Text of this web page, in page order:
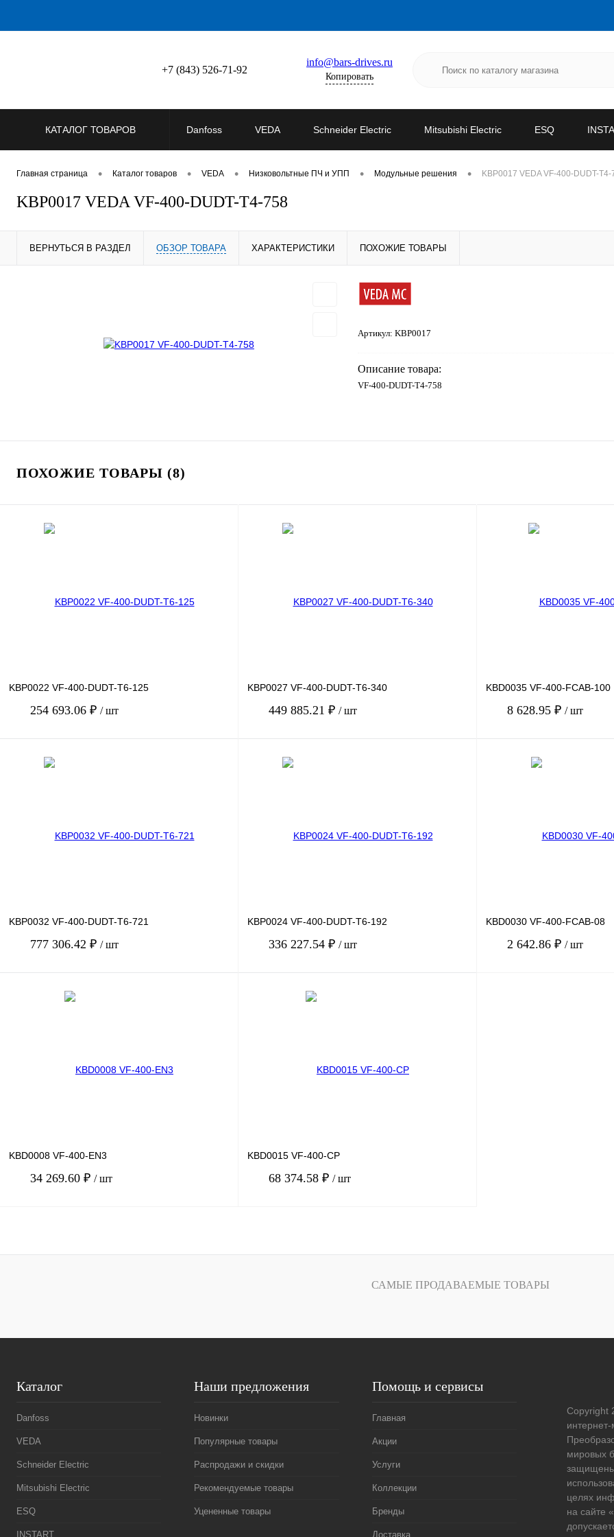
+7 (843) 526-71-92
info@bars-drives.ru
Копировать
КАТАЛОГ ТОВАРОВ Danfoss VEDA Schneider Electric Mitsubishi Electric ESQ
Главная страница • Каталог товаров • VEDA • Низковольтные ПЧ и УПП • Модульные решения • KBP0017 VEDA VF-400-DUDT-T4-
KBP0017 VEDA VF-400-DUDT-T4-758
ВЕРНУТЬСЯ В РАЗДЕЛ ОБЗОР ТОВАРА ХАРАКТЕРИСТИКИ ПОХОЖИЕ ТОВАРЫ
Артикул: KBP0017
Описание товара:
VF-400-DUDT-T4-758
ПОХОЖИЕ ТОВАРЫ (8)
KBP0022 VF-400-DUDT-T6-125
254 693.06 ₽ / шт
KBP0027 VF-400-DUDT-T6-340
449 885.21 ₽ / шт
KBD0035 VF-400-FCAB-100
8 628.95 ₽ / шт
KBP0032 VF-400-DUDT-T6-721
777 306.42 ₽ / шт
KBP0024 VF-400-DUDT-T6-192
336 227.54 ₽ / шт
KBD0030 VF-400-FCAB-08
2 642.86 ₽ / шт
KBD0008 VF-400-EN3
34 269.60 ₽ / шт
KBD0015 VF-400-CP
68 374.58 ₽ / шт
САМЫЕ ПРОДАВАЕМЫЕ ТОВАРЫ
Каталог
Danfoss
VEDA
Schneider Electric
Mitsubishi Electric
ESQ
INSTART
Наши предложения
Новинки
Популярные товары
Распродажи и скидки
Рекомендуемые товары
Уцененные товары
Помощь и сервисы
Главная
Акции
Услуги
Коллекции
Бренды
Доставка
Copyright
интернет-
мировых
целях
на сайте